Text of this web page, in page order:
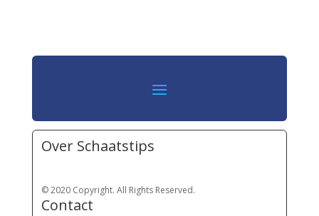
Over Schaatstips
© 2020 Copyright. All Rights Reserved.
Contact